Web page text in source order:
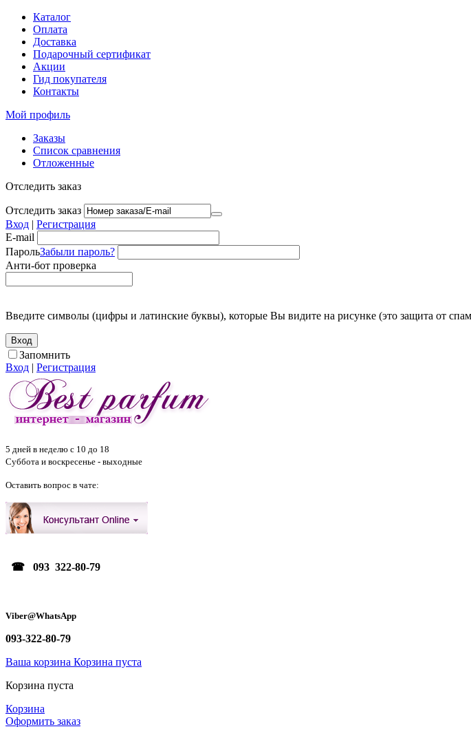
Каталог
Оплата
Доставка
Подарочный сертификат
Акции
Гид покупателя
Контакты
Мой профиль
Заказы
Список сравнения
Отложенные
Отследить заказ
Отследить заказ
Вход | Регистрация
E-mail
ПарольЗабыли пароль?
Анти-бот проверка
Введите символы (цифры и латинские буквы), которые Вы видите на рисунке (это защита от
Запомнить
Вход | Регистрация
5 дней в неделю с 10 до 18
Суббота и воскресенье - выходные
Оставить вопрос в чате:
☎ 093 322-80-79
Viber@WhatsApp
093-322-80-79
Ваша корзина Корзина пуста
Корзина пуста
Корзина
Оформить заказ